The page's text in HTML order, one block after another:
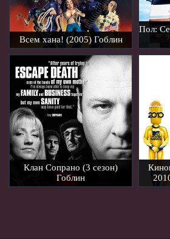
Всем хана! (2005) Гоблин
Пол:
Клан Сопрано (3 сезон)
Гоблин